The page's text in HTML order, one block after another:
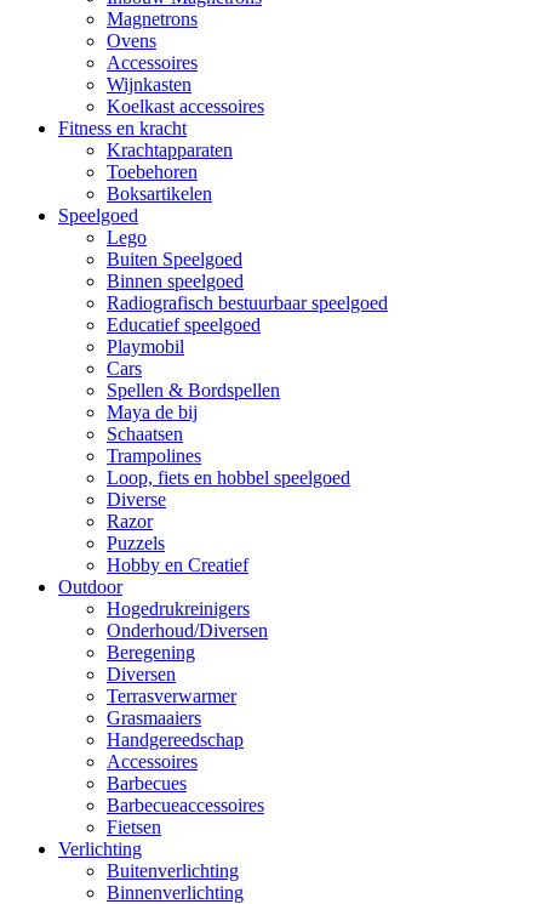
Magnetrons
Ovens
Accessoires
Wijnkasten
Koelkast accessoires
Fitness en kracht
Krachtapparaten
Toebehoren
Boksartikelen
Speelgoed
Lego
Buiten Speelgoed
Binnen speelgoed
Radiografisch bestuurbaar speelgoed
Educatief speelgoed
Playmobil
Cars
Spellen & Bordspellen
Maya de bij
Schaatsen
Trampolines
Loop, fiets en hobbel speelgoed
Diverse
Razor
Puzzels
Hobby en Creatief
Outdoor
Hogedrukreinigers
Onderhoud/Diversen
Beregening
Diversen
Terrasverwarmer
Grasmaaiers
Handgereedschap
Accessoires
Barbecues
Barbecueaccessoires
Fietsen
Verlichting
Buitenverlichting
Binnenverlichting